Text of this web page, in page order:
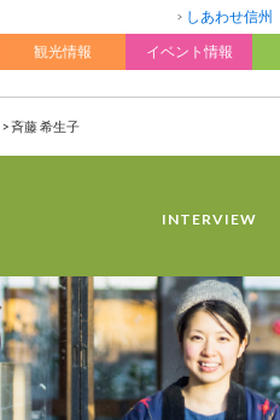
しあわせ信州
観光情報 イベント情報
> 斉藤 希生子
INTERVIEW